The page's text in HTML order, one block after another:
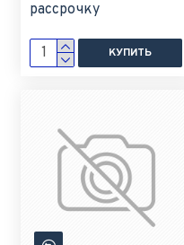
рассрочку
КУПИТЬ